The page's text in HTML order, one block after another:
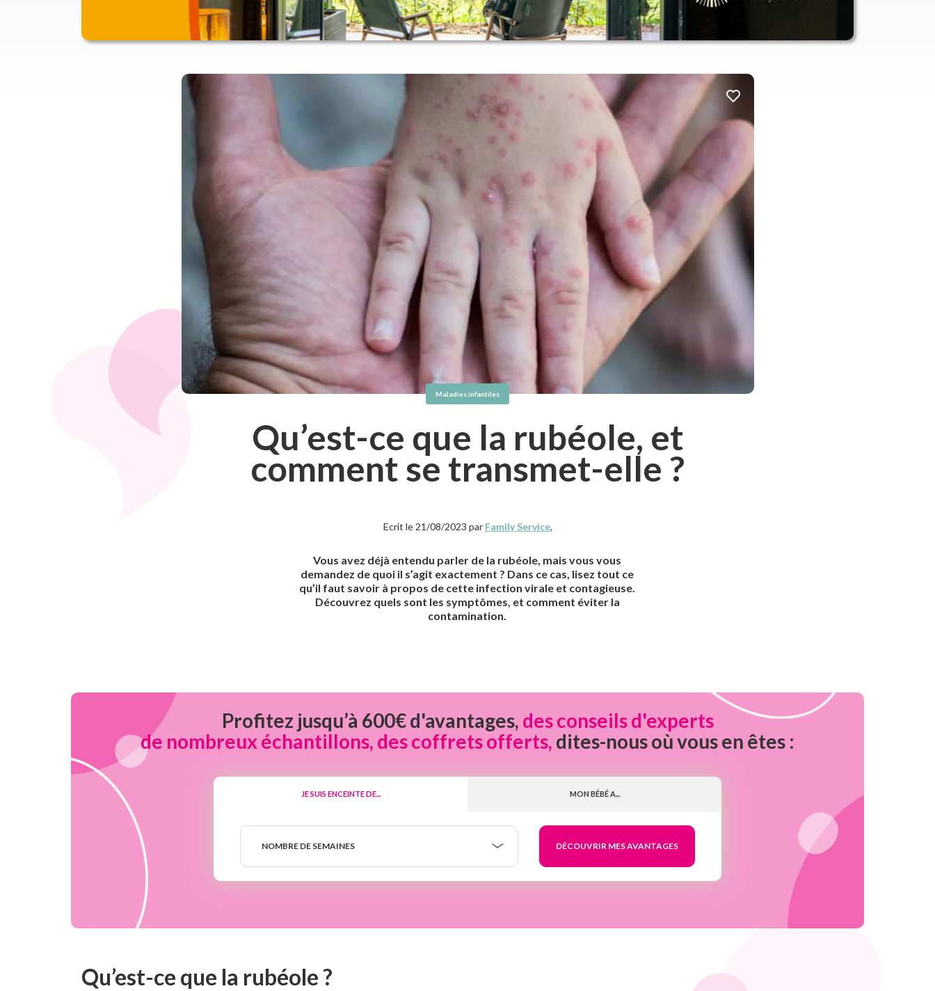
Maladies infantiles
Qu’est-ce que la rubéole, et
comment se transmet-elle ?
Ecrit le 21/08/2023 par Family Service,
Vous avez déjà entendu parler de la rubéole, mais vous vous
demandez de quoi il s’agit exactement ? Dans ce cas, lisez tout ce
qu’il faut savoir à propos de cette infection virale et contagieuse.
Découvrez quels sont les symptômes, et comment éviter la
contamination.
Profitez jusqu’à 600€ d'avantages, des conseils d'experts
de nombreux échantillons, des coffrets offerts, dites-nous où vous en êtes :
JE SUIS ENCEINTE DE... MON BÉBÉ A...
Nombre
semaines
NOMBRE DE SEMAINES
Qu’est-ce que la rubéole ?